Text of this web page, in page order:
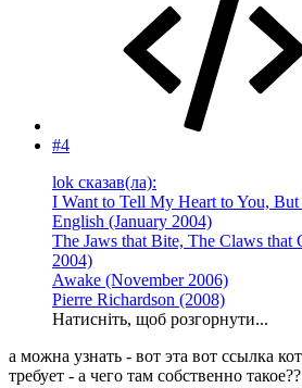
#4
lok сказав(ла):
I Want to Tell My Heart to You,
English (January 2004)
The Jaws that Bite, The Claws that
2004)
Awake (November 2006)
Pierre Richardson (2008)
Натисніть, щоб розгорнути...
а можна узнать - вот эта вот ссылка
требует - а чего там собственно такое??